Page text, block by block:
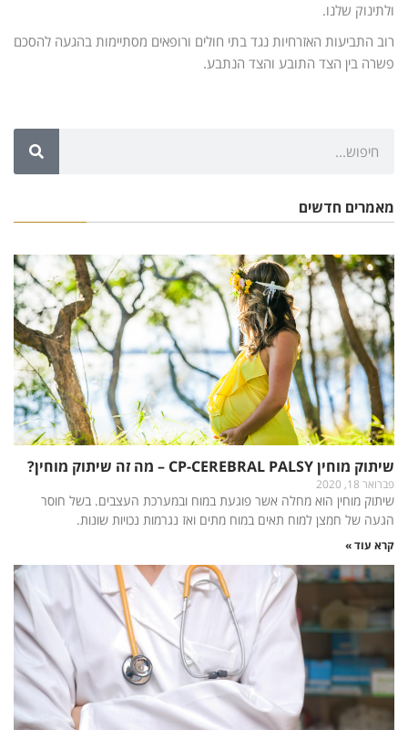
ולתינוק שלנו.
רוב התביעות האזרחיות נגד בתי חולים ורופאים מסתיימות בהגעה להסכם
פשרה בין הצד התובע והצד הנתבע.
מאמרים חדשים
שיתוק מוחין CP-CEREBRAL PALSY – מה זה שיתוק מוחין?
פברואר 18, 2020
שיתוק מוחין הוא מחלה אשר פוגעת במוח ובמערכת העצבים. בשל חוסר
הגעה של חמצן למוח תאים במוח מתים ואז נגרמות נכויות שונות.
קרא עוד »